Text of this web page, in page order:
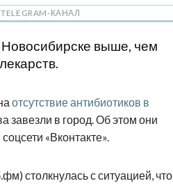
КАНАЛ
выше, чем
отсутствие антибиотиков в
завезли в город. Об этом они
«Вконтакте».
столкнулась с ситуацией, что